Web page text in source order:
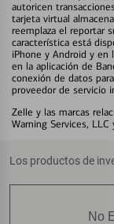
autoricen
tarjeta virtual
reemplaza el reportar
característica está
iPhone y Android y en
en la aplicación de
conexión de datos
proveedor de servicio
Zelle y las marcas
Warning Services,
Los productos de
No